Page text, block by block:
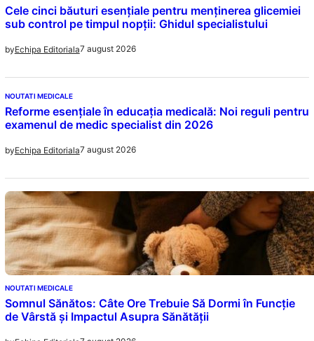
Cele cinci băuturi esențiale pentru menținerea glicemiei
sub control pe timpul nopții: Ghidul specialistului
byEchipa Editoriala7 august 2026
NOUTATI MEDICALE
Reforme esențiale în educația medicală: Noi reguli pentru
examenul de medic specialist din 2026
byEchipa Editoriala7 august 2026
NOUTATI MEDICALE
Somnul Sănătos: Câte Ore Trebuie Să Dormi în Funcție
de Vârstă și Impactul Asupra Sănătății